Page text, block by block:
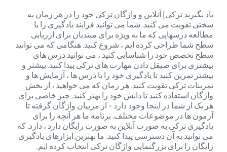
یاد بگیرید ترکی] آنلاین و واژگان ترکی خود را در هر زمان به
سختی تقویت می کنید. شما می توانید فرایند یادگیری را با
مطالعه درسهایی که ما به ویژه برای مبتدیان برای ارزیابی
سطح شما طراحی کرده ایم ، شروع کنید. هنگامی که می توانید
سطح تخصص خود را شناسایی کنید ، می توانید درس های
بیشتری برای صیقل دادن مهارت های ترکی پیدا کنید. بیشتر و
بیشتر تمرین کنید تا یادگیری خود را با درس ها ، آزمایش ها و
تمرینات ترکی تقویت کنید. هر زمان که می خواهید ، از بخش
واژگان استفاده کنید تا دانش خود را بهتر کنید. چیز خاصی برای
هر یک از شما در اینجا وجود دارد - از مربیان واژگان گرفته تا
آزمون ها در موضوعات مختلف. برنامه ما هر آنچه را برای
یادگیری ترکی به صورت آنلاین به صورت رایگان دارد ، دارد. که
می توانید به آن دسترسی پیدا کنید. ما بهترین ابزارهای یادگیری
رایگان را برای بزرگنمایی واژگان ترکی انتخاب کرده ایم.